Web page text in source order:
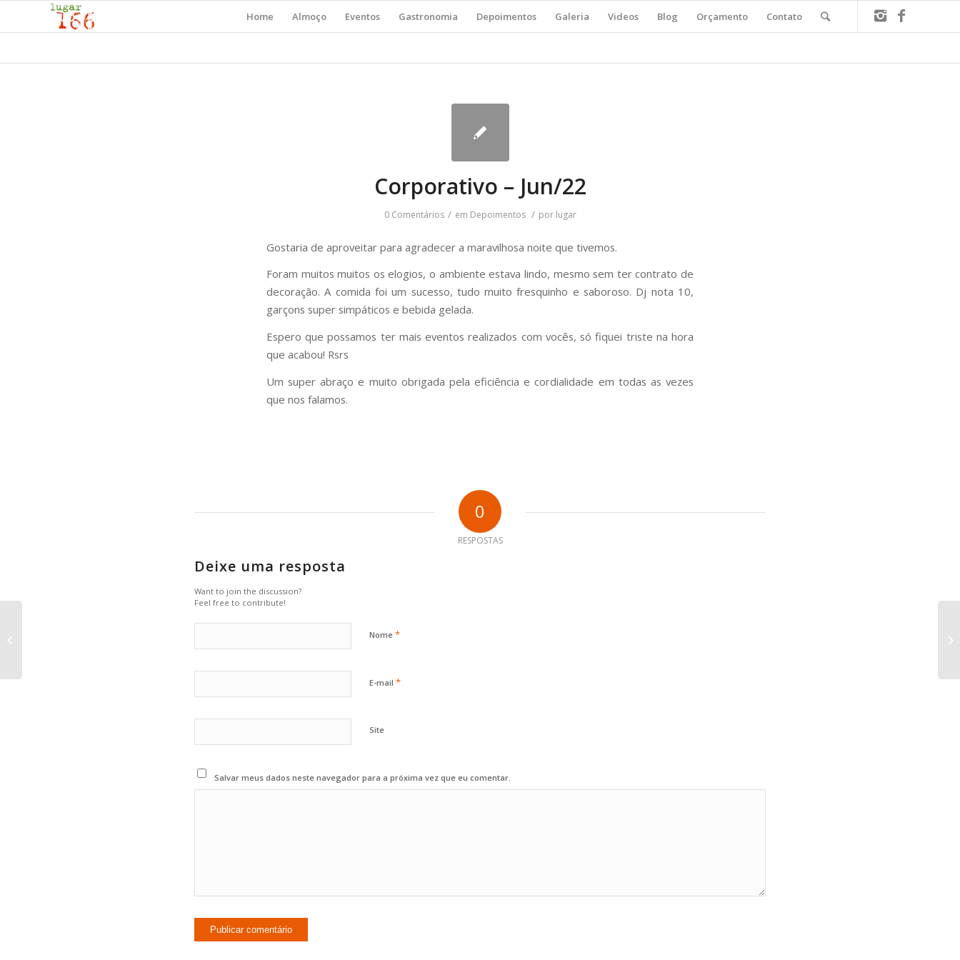
Home Almoço Eventos Gastronomia Depoimentos Galeria Videos Blog Orçamento Contato
Corporativo – Jun/22
0 Comentários / em Depoimentos / por lugar
Gostaria de aproveitar para agradecer a maravilhosa noite que tivemos.
Foram muitos muitos os elogios, o ambiente estava lindo, mesmo sem ter contrato de
decoração. A comida foi um sucesso, tudo muito fresquinho e saboroso. Dj nota 10,
garçons super simpáticos e bebida gelada.
Espero que possamos ter mais eventos realizados com vocês, só fiquei triste na hora
que acabou! Rsrs
Um super abraço e muito obrigada pela eficiência e cordialidade em todas as vezes
que nos falamos.
0
RESPOSTAS
Deixe uma resposta
Want to join the discussion?
Feel free to contribute!
Nome *
E-mail *
Site
Salvar meus dados neste navegador para a próxima vez que eu comentar.